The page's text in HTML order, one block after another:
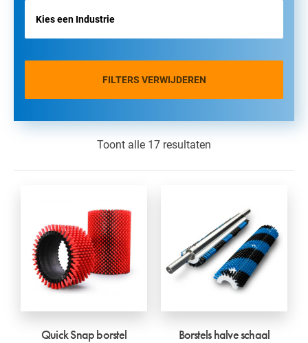
FILTERS VERWIJDEREN
Toont alle 17 resultaten
Quick Snap borstel Borstels halve schaal